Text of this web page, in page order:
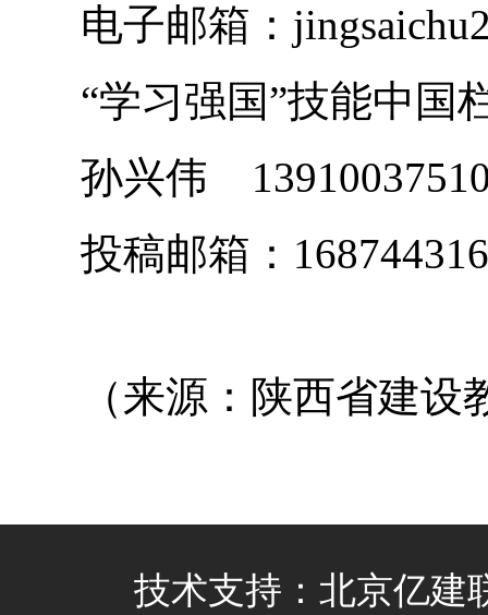
电子邮箱：
“学习强国”技能中国
孙兴伟
投稿邮箱：
（来源：陕西省建设
技术支持：北京亿建